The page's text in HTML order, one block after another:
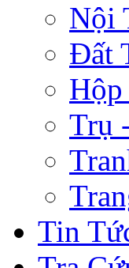
Nội
Đất
Hộp
Trụ
Tin